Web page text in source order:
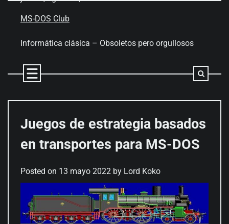
MS-DOS Club
Informática clásica – Obsoletos pero orgullosos
Juegos de estrategia basados
en transportes para MS-DOS
Posted on 13 mayo 2022 by Lord Koko